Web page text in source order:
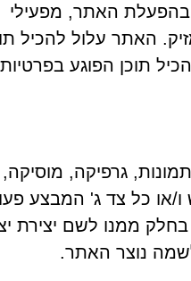
בהפעלת האתר, מפעילי
האתר עלול להכיל
תוכן הפוגע
גרפיקה, מוסיקה,
ו/או כל צד ג' המבצע
ממנו לשם יצירת
נוצר האתר.